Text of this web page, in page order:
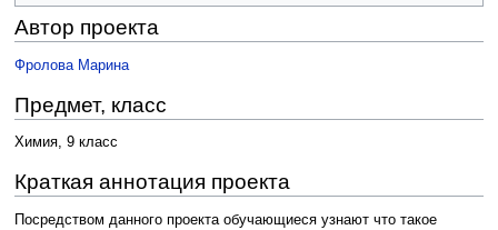
Автор проекта
Фролова Марина
Предмет, класс
Химия, 9 класс
Краткая аннотация проекта
Посредством данного проекта обучающиеся узнают что такое